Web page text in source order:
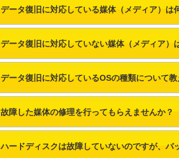
データ復旧に対応している媒体（メディア）は
データ復旧に対応していない媒体（メディア）
データ復旧に対応しているOSの種類について教
故障した媒体の修理を行ってもらえませんか？
ハードディスクは故障していないのですが、バ